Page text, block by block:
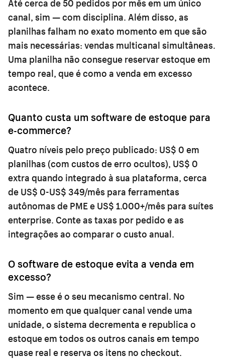
Até cerca de 50 pedidos por mês em um único
canal, sim — com disciplina. Além disso, as
planilhas falham no exato momento em que são
mais necessárias: vendas multicanal simultâneas.
Uma planilha não consegue reservar estoque em
tempo real, que é como a venda em excesso
acontece.
Quanto custa um software de estoque para
e-commerce?
Quatro níveis pelo preço publicado: US$ 0 em
planilhas (com custos de erro ocultos), US$ 0
extra quando integrado à sua plataforma, cerca
de US$ 0-US$ 349/mês para ferramentas
autônomas de PME e US$ 1.000+/mês para suítes
enterprise. Conte as taxas por pedido e as
integrações ao comparar o custo anual.
O software de estoque evita a venda em
excesso?
Sim — esse é o seu mecanismo central. No
momento em que qualquer canal vende uma
unidade, o sistema decrementa e republica o
estoque em todos os outros canais em tempo
quase real e reserva os itens no checkout.